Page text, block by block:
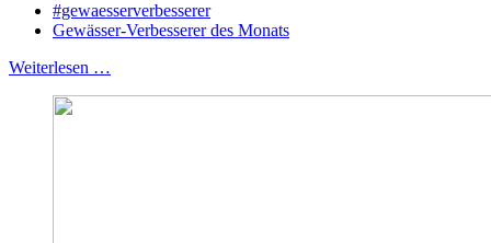
#gewaesserverbesserer
Gewässer-Verbesserer des Monats
Weiterlesen …